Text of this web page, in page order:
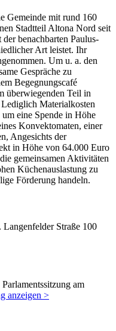
Gemeinde mit rund 160
Stadtteil Altona Nord seit
benachbarten Paulus-
Art leistet. Ihr
Um u. a. den
Gespräche zu
Begegnungscafé
überwiegenden Teil in
Materialkosten
eine Spende in Höhe
Konvektomaten, einer
Angesichts der
in Höhe von 64.000 Euro
gemeinsamen Aktivitäten
Küchenauslastung zu
Förderung handeln.
Langenfelder Straße 100
am
anzeigen >